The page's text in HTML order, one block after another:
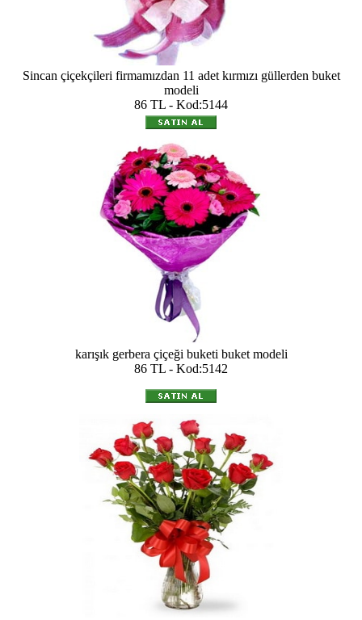
Sincan çiçekçileri firmamızdan 11 adet kırmızı güllerden buket
modeli
86 TL - Kod:5144
karışık gerbera çiçeği buketi buket modeli
86 TL - Kod:5142